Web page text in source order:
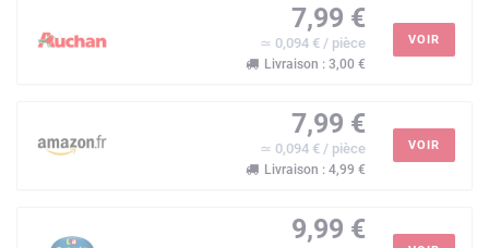
7,99 €
≃ 0,094 € / pièce
Livraison : 3,00 €
VOIR
7,99 €
≃ 0,094 € / pièce
Livraison : 4,99 €
VOIR
9,99 €